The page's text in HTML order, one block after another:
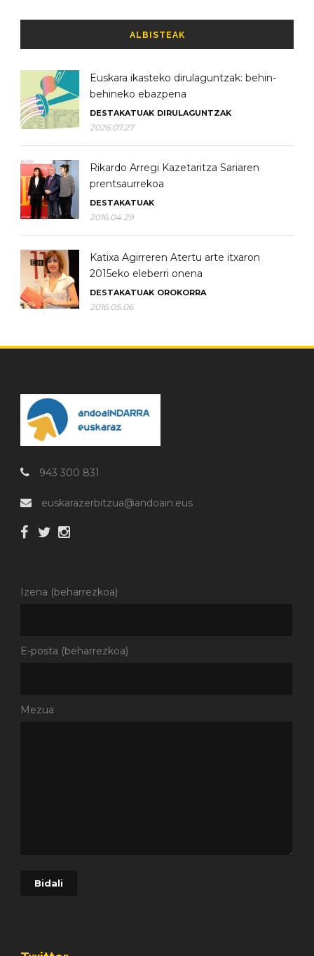
ALBISTEAK
Euskara ikasteko dirulaguntzak: behin-
behineko ebazpena
DESTAKATUAK DIRULAGUNTZAK
2026.07.27
Rikardo Arregi Kazetaritza Sariaren
prentsaurrekoa
DESTAKATUAK
2016.04.29
Katixa Agirreren Atertu arte itxaron
2015eko eleberri onena
DESTAKATUAK OROKORRA
2016.05.06
943 300 831
euskarazerbitzua@andoain.eus
Izena (beharrezkoa)
E-posta (beharrezkoa)
Mezua